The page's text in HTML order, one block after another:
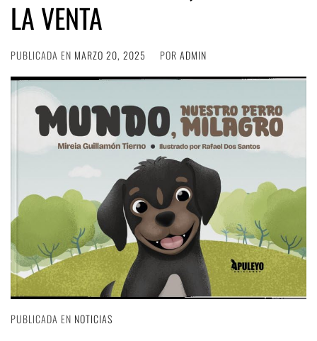
LA VENTA
PUBLICADA EN MARZO 20, 2025 POR ADMIN
PUBLICADA EN NOTICIAS